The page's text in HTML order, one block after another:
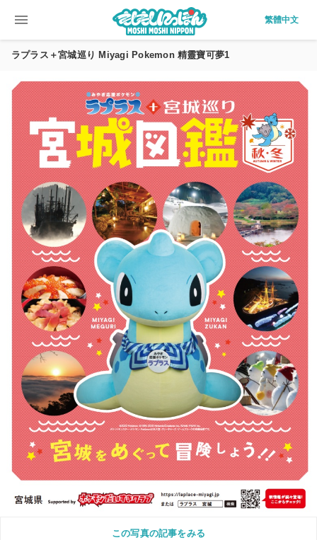
menu 繁體中文
ラプラス＋宮城巡り Miyagi Pokemon 精靈寶可夢1
この写真の記事をみる